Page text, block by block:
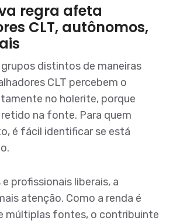
regra afeta
CLT, autônomos,
distintos de maneiras
CLT percebem o
no holerite, porque
na fonte. Para quem
é fácil identificar se está
profissionais liberais, a
atenção. Como a renda é
múltiplas fontes, o contribuinte